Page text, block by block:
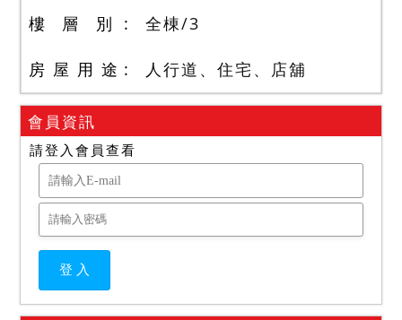
樓 層 別 全棟/3
房 屋 用 途 人行道、住宅、店舖
會員資訊
請登入會員查看